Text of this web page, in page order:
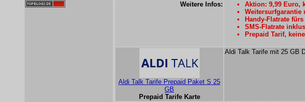
Weitere Infos:
Aktion: 9,99 Euro,
Handy-Flatrate
SMS-Flatrate
Prepaid Tarif,
Aldi Talk Tarife Prepaid Paket S 25
GB
Prepaid Tarife Karte
Aldi Talk Tarife mit 25 GB